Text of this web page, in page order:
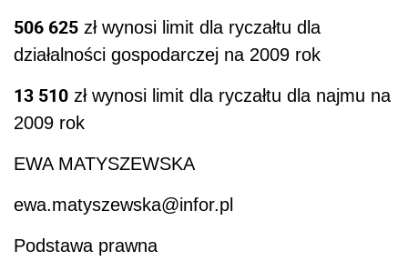
506 625 zł wynosi limit dla ryczałtu dla
działalności gospodarczej na 2009 rok
13 510 zł wynosi limit dla ryczałtu dla najmu na
2009 rok
EWA MATYSZEWSKA
ewa.matyszewska@infor.pl
Podstawa prawna